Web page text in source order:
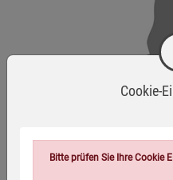
»Ich liebe dieses Buch!
stärken wollen, sind
Cookie-
Bitte prüfen Sie Ihre Cookie